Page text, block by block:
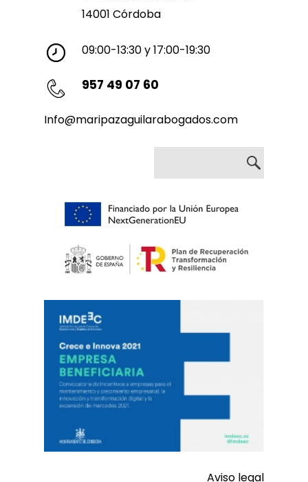
14001 Córdoba
09:00-13:30 y 17:00-19:30
957 49 07 60
Info@maripazaguilarabogados.com
Aviso legal